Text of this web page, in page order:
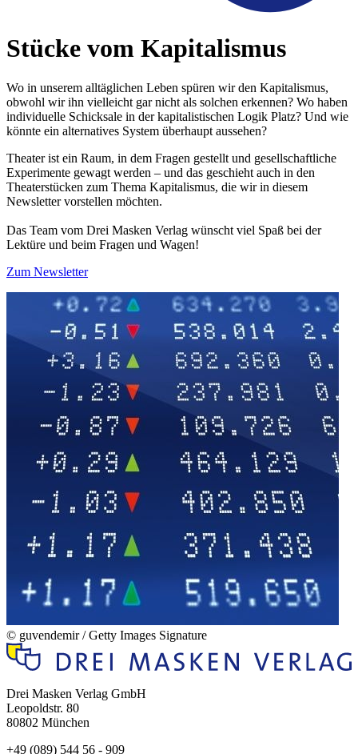
Stücke vom Kapitalismus
Wo in unserem alltäglichen Leben spüren wir den Kapitalismus,
obwohl wir ihn vielleicht gar nicht als solchen erkennen? Wo haben
individuelle Schicksale in der kapitalistischen Logik Platz? Und wie
könnte ein alternatives System überhaupt aussehen?
Theater ist ein Raum, in dem Fragen gestellt und gesellschaftliche
Experimente gewagt werden – und das geschieht auch in den
Theaterstücken zum Thema Kapitalismus, die wir in diesem
Newsletter vorstellen möchten.
Das Team vom Drei Masken Verlag wünscht viel Spaß bei der
Lektüre und beim Fragen und Wagen!
Zum Newsletter
© guvendemir / Getty Images Signature
Drei Masken Verlag GmbH
Leopoldstr. 80
80802 München
+49 (089) 544 56 - 909